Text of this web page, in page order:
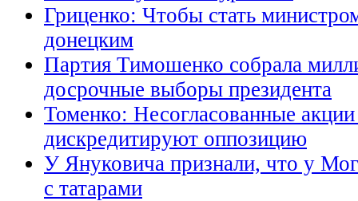
Гриценко: Чтобы стать
донецким
Партия Тимошенко собрала
досрочные выборы президента
Томенко: Несогласованные акции
дискредитируют оппозицию
У Януковича признали, что у
с татарами